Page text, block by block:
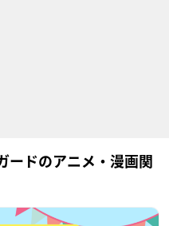
ードのアニメ・漫画関